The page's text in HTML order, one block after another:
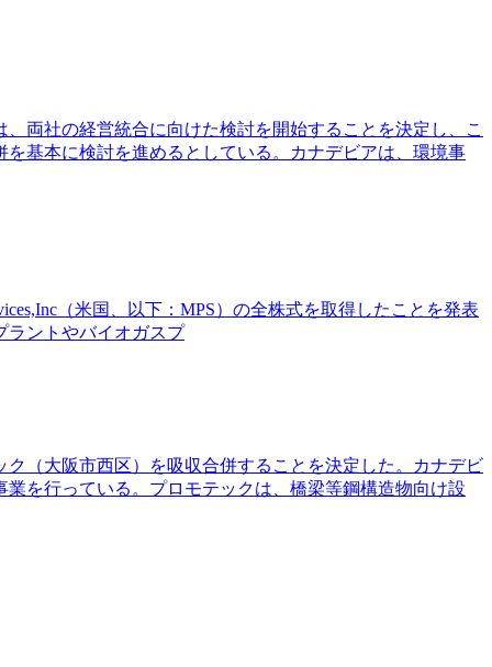
両社の経営統合に向けた検討を開始することを決定し、こ
基本に検討を進めるとしている。カナデビアは、環境事
（米国、以下：MPS）の全株式を取得したことを発表
ラントやバイオガスプ
（大阪市西区）を吸収合併することを決定した。カナデビ
を行っている。プロモテックは、橋梁等鋼構造物向け設